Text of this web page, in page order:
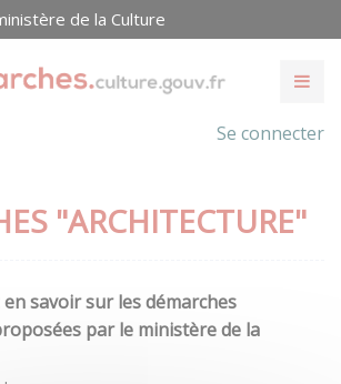
de la Culture
Se connecter
"ARCHITECTURE"
savoir sur les démarches
par le ministère de la